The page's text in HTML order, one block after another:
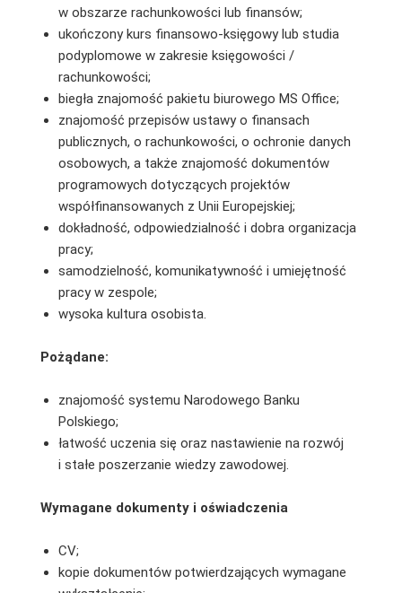
w obszarze rachunkowości lub finansów;
ukończony kurs finansowo-księgowy lub studia
podyplomowe w zakresie księgowości /
rachunkowości;
biegła znajomość pakietu biurowego MS Office;
znajomość przepisów ustawy o finansach
publicznych, o rachunkowości, o ochronie danych
osobowych, a także znajomość dokumentów
programowych dotyczących projektów
współfinansowanych z Unii Europejskiej;
dokładność, odpowiedzialność i dobra organizacja
pracy;
samodzielność, komunikatywność i umiejętność
pracy w zespole;
wysoka kultura osobista.
Pożądane:
znajomość systemu Narodowego Banku
Polskiego;
łatwość uczenia się oraz nastawienie na rozwój
i stałe poszerzanie wiedzy zawodowej.
Wymagane dokumenty i oświadczenia
CV;
kopie dokumentów potwierdzających wymagane